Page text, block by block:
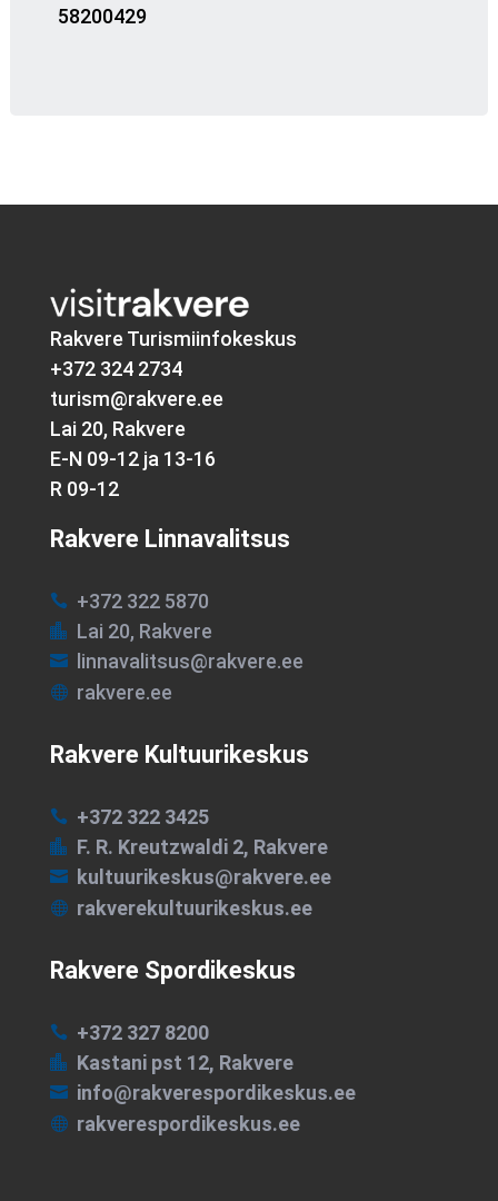
58200429
Rakvere Turismiinfokeskus
+372 324 2734
turism@rakvere.ee
Lai 20, Rakvere
E-N 09-12 ja 13-16
R 09-12
Rakvere Linnavalitsus
 +372 322 5870
 Lai 20, Rakvere
 linnavalitsus@rakvere.ee
 rakvere.ee
Rakvere Kultuurikeskus
 +372 322 3425
 F. R. Kreutzwaldi 2, Rakvere
 kultuurikeskus@rakvere.ee
 rakverekultuurikeskus.ee
Rakvere Spordikeskus
 +372 327 8200
 Kastani pst 12, Rakvere
 info@rakverespordikeskus.ee
 rakverespordikeskus.ee